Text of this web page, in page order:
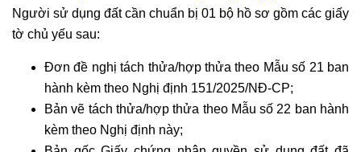
Người sử dụng đất cần chuẩn bị 01 bộ hồ sơ gồm các giấy
tờ chủ yếu sau:
Đơn đề nghị tách thửa/hợp thửa theo Mẫu số 21 ban
hành kèm theo Nghị định 151/2025/NĐ-CP;
Bản vẽ tách thửa/hợp thửa theo Mẫu số 22 ban hành
kèm theo Nghị định này;